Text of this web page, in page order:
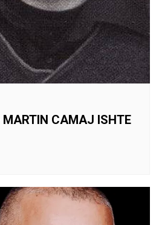
MARTIN CAMAJ ISHTE